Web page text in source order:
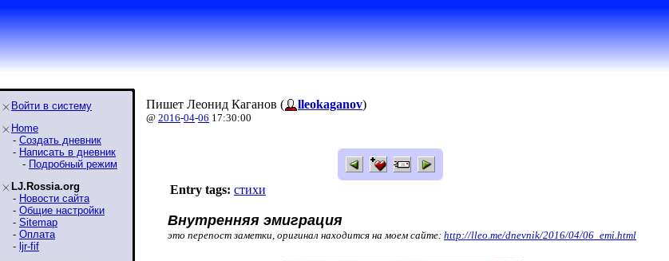
Войти в систему
Home
- Создать дневник
- Написать в дневник
- Подробный режим
LJ.Rossia.org
- Новости сайта
- Общие настройки
- Sitemap
- Оплата
- ljr-fif
Пишет Леонид Каганов ( lleokaganov)
@ 2016-04-06 17:30:00
Entry tags: стихи
Внутренняя эмиграция
это перепост заметки, оригинал находится на моем сайте: http://lleo.me/dnevnik/2016/04/06_emi.html